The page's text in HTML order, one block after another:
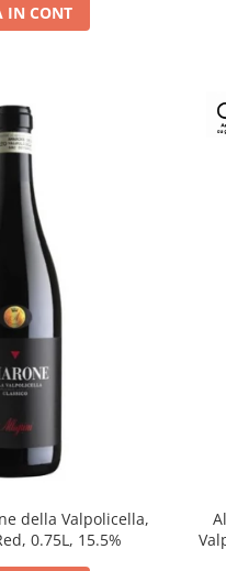
IN CONT
della Valpolicella,
0.75L, 15.5%